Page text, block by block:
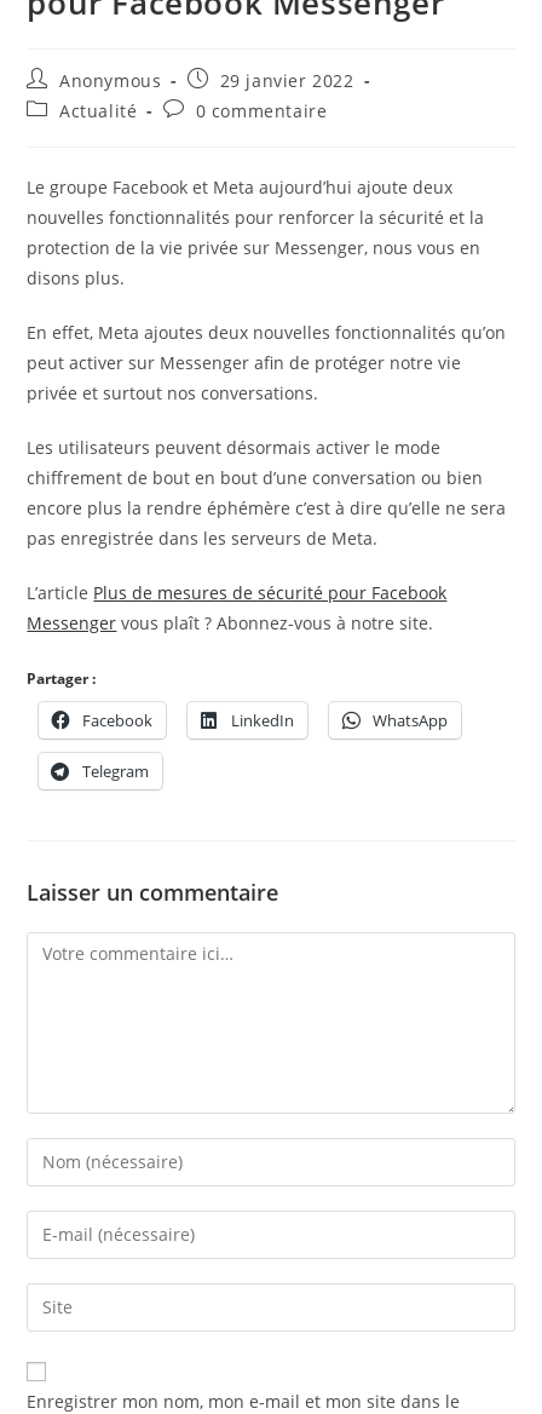
Auteur/autrice
de
la
Anonymous
Publication
publiée :
29 janvier 2022
PostActualité
Commentaires
publication :
0 commentaire
Le groupe Facebook et Meta aujourd’hui ajoute deux
nouvelles fonctionnalités pour renforcer la sécurité et la
protection de la vie privée sur Messenger, nous vous en
disons plus.
En effet, Meta ajoutes deux nouvelles fonctionnalités qu’on
peut activer sur Messenger afin de protéger notre vie
privée et surtout nos conversations.
Les utilisateurs peuvent désormais activer le mode
chiffrement de bout en bout d’une conversation ou bien
encore plus la rendre éphémère c’est à dire qu’elle ne sera
pas enregistrée dans les serveurs de Meta.
L’article Plus de mesures de sécurité pour Facebook
Messenger vous plaît ? Abonnez-vous à notre site.
Partager :
Facebook LinkedIn WhatsApp
Telegram
Laisser un commentaire
Comment
Enter
your
name
comment
Enter
your
email
address
comment
Saisir
l’URL
de
votre
Enregistrer mon nom, mon e-mail et mon site dans le